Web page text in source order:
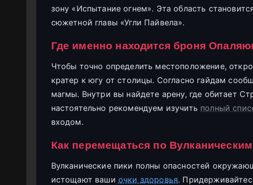
зону «Испытание огнем». Эта область
сюжетной главы «Угли Пайвела».
Где именно находится броня
Чтобы точно определить местоположение,
кратер к югу от столицы. Согласно гайдам
магмы. Внутри вы найдете арену, где обитает
настоятельно рекомендуем изучить полный
входом.
Как перемещаться по
Вулканические пики полны опасностей
истощают ваши очки здоровья.